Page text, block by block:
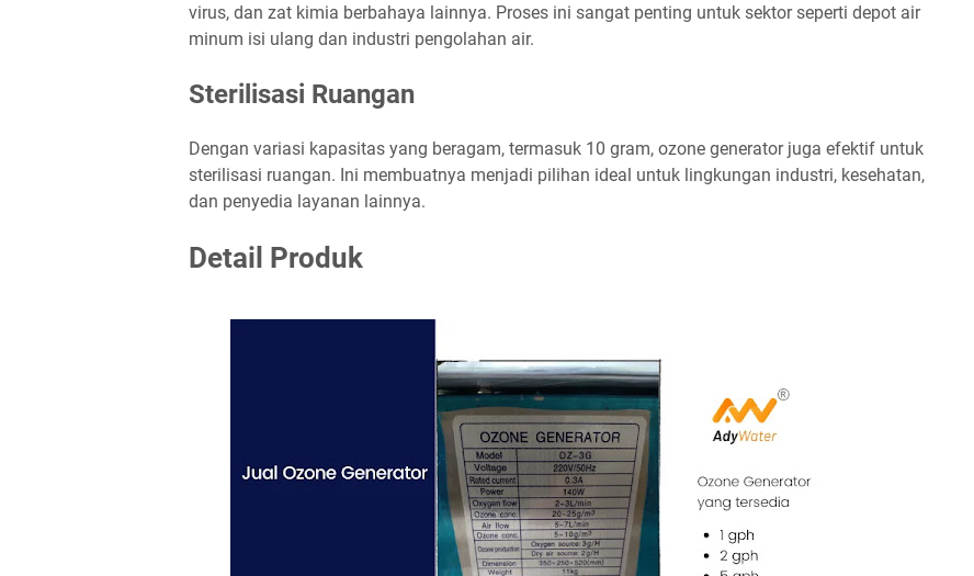
virus, dan zat kimia berbahaya lainnya. Proses ini sangat penting untuk sektor seperti depot air
minum isi ulang dan industri pengolahan air.
Sterilisasi Ruangan
Dengan variasi kapasitas yang beragam, termasuk 10 gram, ozone generator juga efektif untuk
sterilisasi ruangan. Ini membuatnya menjadi pilihan ideal untuk lingkungan industri, kesehatan,
dan penyedia layanan lainnya.
Detail Produk